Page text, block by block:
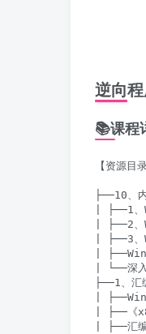
逆向
📚课程
【资源目
├──10、
| ├──1
| ├──2
| ├──3
|
| └──深
├──1、汇
|
| ├──《
| ├──汇